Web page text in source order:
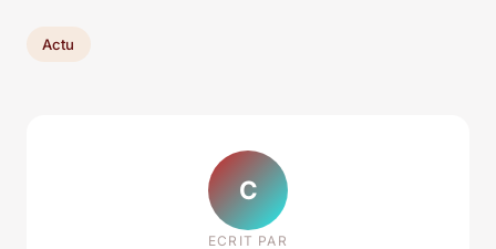
Actu
C
ECRIT PAR